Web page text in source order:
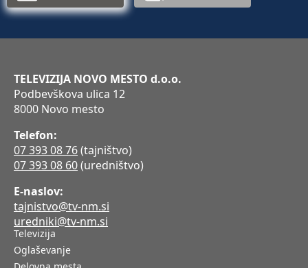
TELEVIZIJA NOVO MESTO d.o.o.
Podbevškova ulica 12
8000 Novo mesto
Telefon:
07 393 08 76(tajništvo)
07 393 08 60(uredništvo)
E-naslov:
tajnistvo@tv-nm.si
uredniki@tv-nm.si
Televizija
Oglaševanje